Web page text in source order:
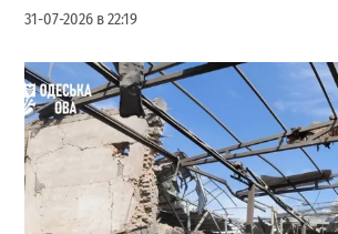
31-07-2026 в 22:19